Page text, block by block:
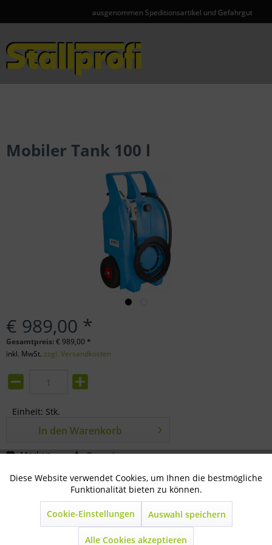
ausgenommen Speditionsartikel und Gefahrgut
Mobiler Tank 100 l
€ 989,00 *
Gesamtpreis:€989,00 *
inkl. MwSt. zzgl. Versandkosten
Einheit: Stk.
In den Warenkorb
Merken Bewerten
Artikel-Nr.: 80-18-4001
Beschreibung
AdBlue komfortabler "Trolley" 12 V Elektropumpe Leistung:
mehr
Technisch notwendig Aktiv
Marketing Inaktiv
Diese Website verwendet Cookies, um Ihnen die bestmögliche
Funktionalität bieten zu können.
Cookie-Einstellungen Auswahl speichern
Alle Cookies akzeptieren